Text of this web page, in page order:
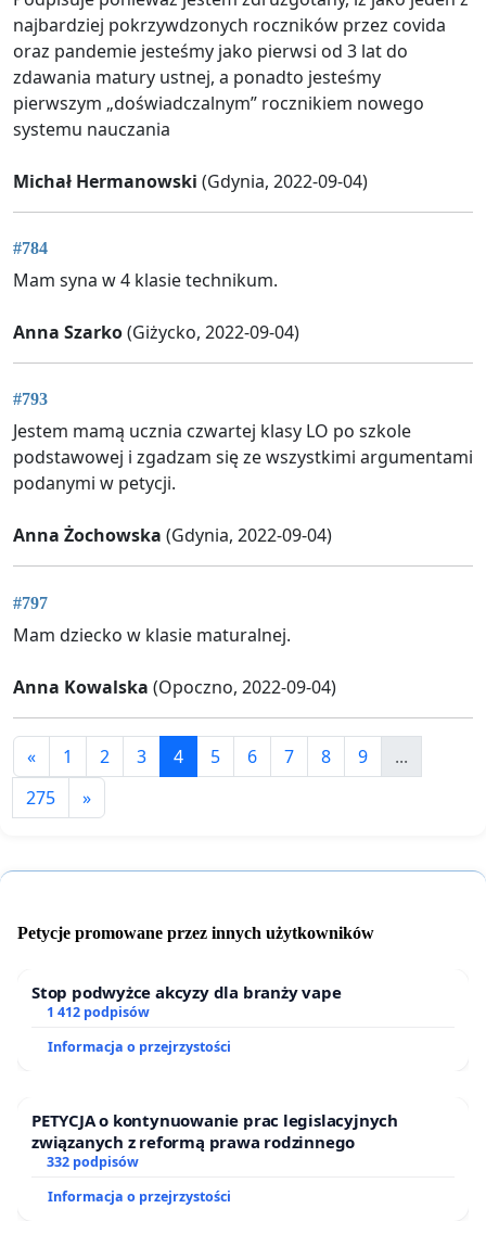
najbardziej pokrzywdzonych roczników przez covida
oraz pandemie jesteśmy jako pierwsi od 3 lat do
zdawania matury ustnej, a ponadto jesteśmy
pierwszym „doświadczalnym” rocznikiem nowego
systemu nauczania
Michał Hermanowski (Gdynia, 2022-09-04)
#784
Mam syna w 4 klasie technikum.
Anna Szarko(Giżycko, 2022-09-04)
#793
Jestem mamą ucznia czwartej klasy LO po szkole
podstawowej i zgadzam się ze wszystkimi argumentami
podanymi w petycji.
Anna Żochowska (Gdynia, 2022-09-04)
#797
Mam dziecko w klasie maturalnej.
Anna Kowalska (Opoczno, 2022-09-04)
« 1 2 3 4 5 6 7 8 9
...
275
»
Petycje promowane przez innych użytkowników
Stop podwyżce akcyzy dla branży vape
1 412 podpisów
Informacja o przejrzystości
PETYCJA o kontynuowanie prac legislacyjnych
związanych z reformą prawa rodzinnego
332 podpisów
Informacja o przejrzystości